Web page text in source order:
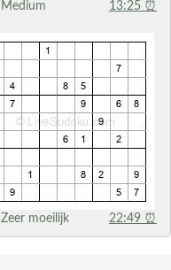
Medium 13:25 ⏰
Zeer moeilijk 22:49 ⏰